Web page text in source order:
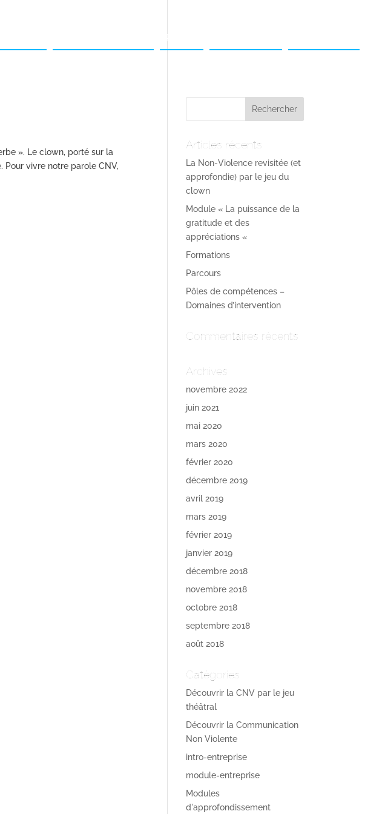
Photos
». Le clown, porté sur la
Pour vivre notre parole CNV,
Articles récents
La Non-Violence revisitée (et
approfondie) par le jeu du
clown
Module « La puissance de la
gratitude et des
appréciations «
Formations
Parcours
Pôles de compétences –
Domaines d’intervention
Commentaires récents
Archives
novembre 2022
juin 2021
mai 2020
mars 2020
février 2020
décembre 2019
avril 2019
mars 2019
février 2019
janvier 2019
décembre 2018
novembre 2018
octobre 2018
septembre 2018
août 2018
Catégories
Découvrir la CNV par le jeu
théâtral
Découvrir la Communication
Non Violente
intro-entreprise
module-entreprise
Modules
d'approfondissement